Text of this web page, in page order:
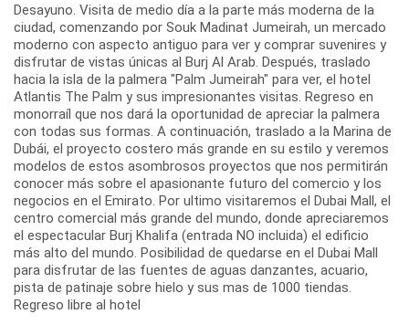
Desayuno. Visita de medio día a la parte más moderna de la
ciudad, comenzando por Souk Madinat Jumeirah, un mercado
moderno con aspecto antiguo para ver y comprar suvenires y
disfrutar de vistas únicas al Burj Al Arab. Después, traslado
hacia la isla de la palmera "Palm Jumeirah" para ver, el hotel
Atlantis The Palm y sus impresionantes visitas. Regreso en
monorraíl que nos dará la oportunidad de apreciar la palmera
con todas sus formas. A continuación, traslado a la Marina de
Dubái, el proyecto costero más grande en su estilo y veremos
modelos de estos asombrosos proyectos que nos permitirán
conocer más sobre el apasionante futuro del comercio y los
negocios en el Emirato. Por ultimo visitaremos el Dubai Mall, el
centro comercial más grande del mundo, donde apreciaremos
el espectacular Burj Khalifa (entrada NO incluida) el edificio
más alto del mundo. Posibilidad de quedarse en el Dubai Mall
para disfrutar de las fuentes de aguas danzantes, acuario,
pista de patinaje sobre hielo y sus mas de 1000 tiendas.
Regreso libre al hotel